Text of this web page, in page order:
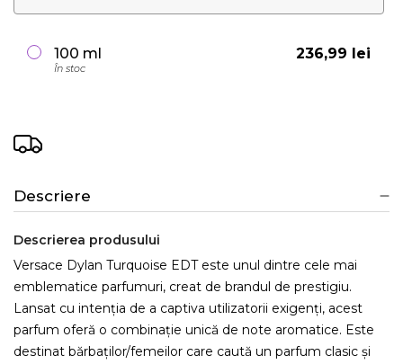
236,99 lei
100 ml
În stoc
Descriere
Descrierea produsului
Versace Dylan Turquoise EDT este unul dintre cele mai
emblematice parfumuri, creat de brandul de prestigiu.
Lansat cu intenția de a captiva utilizatorii exigenți, acest
parfum oferă o combinație unică de note aromatice. Este
destinat bărbaților/femeilor care caută un parfum clasic și